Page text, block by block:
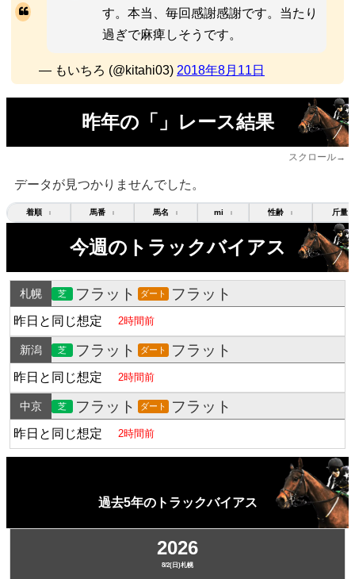
す。本当、毎回感謝感謝です。当たり
過ぎで麻痺しそうです。
— もいちろ (@kitahi03) 2018年8月11日
昨年の「」レース結果
スクロール→
データが見つかりませんでした。
着順 ↕ 馬番 ↕ 馬名 ↕ mi ↕ 性齢 ↕ 斤量
今週のトラックバイアス
札幌 芝 フラット ダート フラット
昨日と同じ想定 2時間前
新潟 芝 フラット ダート フラット
昨日と同じ想定 2時間前
中京 芝 フラット ダート フラット
昨日と同じ想定 2時間前
過去5年のトラックバイアス
2026
8/2(日)札幌